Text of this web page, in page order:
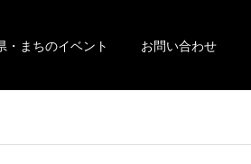
・まちのイベント お問い合わせ